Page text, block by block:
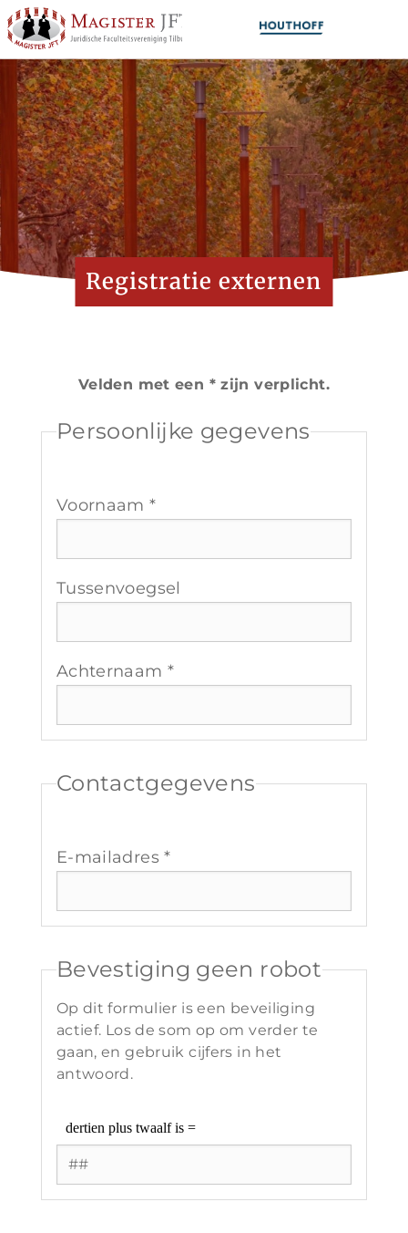
Registratie externen
Velden met een * zijn verplicht.
Persoonlijke gegevens
Voornaam *
Tussenvoegsel
Achternaam *
Contactgegevens
E-mailadres *
Bevestiging geen robot
Op dit formulier is een beveiliging
actief. Los de som op om verder te
gaan, en gebruik cijfers in het
antwoord.